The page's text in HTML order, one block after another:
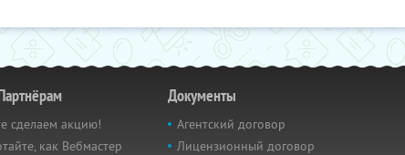
сделаем акцию!
как Вебмастер
Документы
Агентский договор
Лицензионный договор